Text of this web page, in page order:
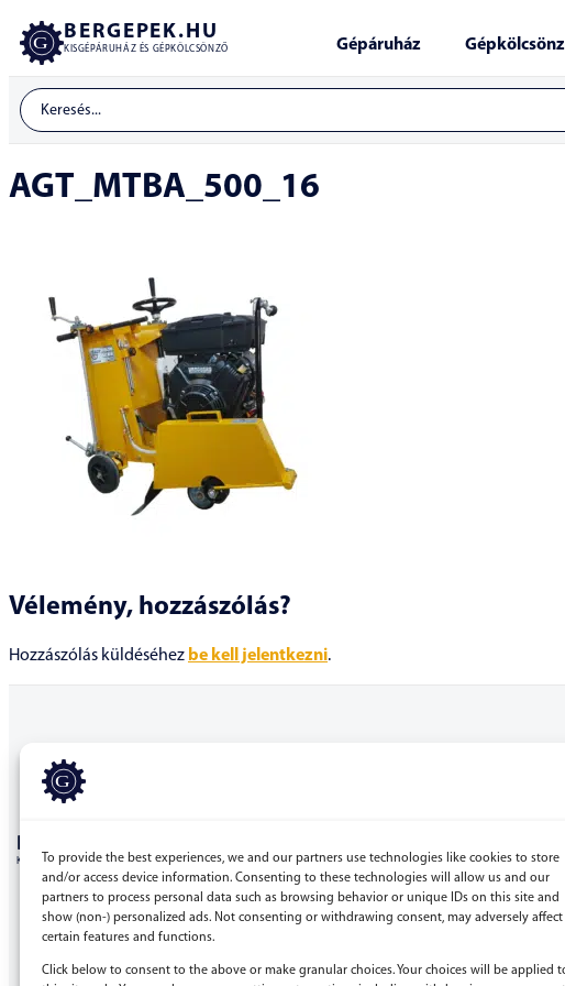
To provide the best experiences, we and our partners use technologies like cookies to store
and/or access device information. Consenting to these technologies will allow us and our
partners to process personal data such as browsing behavior or unique IDs on this site and
show (non-) personalized ads. Not consenting or withdrawing consent, may adversely affect
certain features and functions.
Click below to consent to the above or make granular choices. Your choices will be applied
BERGEPEK.HU
KISGÉPÁRUHÁZ ÉS GÉPKÖLCSÖNZŐ Gépáruház
AGT_MTBA_500_16
Vélemény, hozzászólás?
Hozzászólás küldéséhez be kell jelentkezni.
BERGEPEK.HU
KISGÉPÁRUHÁZ ÉS GÉPKÖLCSÖNZŐ
Bérgépek Gépáruház Kereskedelmi Kft.
4173 Nagyrábé, Esze Tamás utca 28.
Adószám: 32977923-2-09